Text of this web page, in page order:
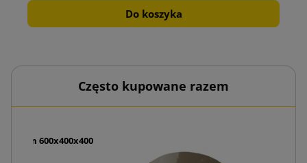
Do koszyka
Często kupowane razem
600x400x400